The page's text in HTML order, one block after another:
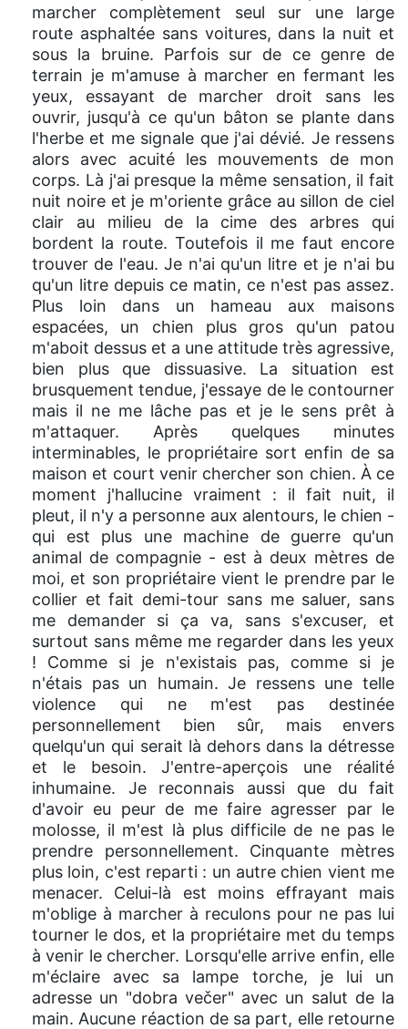
marcher complètement seul sur une large
route asphaltée sans voitures, dans la nuit et
sous la bruine. Parfois sur de ce genre de
terrain je m'amuse à marcher en fermant les
yeux, essayant de marcher droit sans les
ouvrir, jusqu'à ce qu'un bâton se plante dans
l'herbe et me signale que j'ai dévié. Je ressens
alors avec acuité les mouvements de mon
corps. Là j'ai presque la même sensation, il fait
nuit noire et je m'oriente grâce au sillon de ciel
clair au milieu de la cime des arbres qui
bordent la route. Toutefois il me faut encore
trouver de l'eau. Je n'ai qu'un litre et je n'ai bu
qu'un litre depuis ce matin, ce n'est pas assez.
Plus loin dans un hameau aux maisons
espacées, un chien plus gros qu'un patou
m'aboit dessus et a une attitude très agressive,
bien plus que dissuasive. La situation est
brusquement tendue, j'essaye de le contourner
mais il ne me lâche pas et je le sens prêt à
m'attaquer. Après quelques minutes
interminables, le propriétaire sort enfin de sa
maison et court venir chercher son chien. À ce
moment j'hallucine vraiment : il fait nuit, il
pleut, il n'y a personne aux alentours, le chien -
qui est plus une machine de guerre qu'un
animal de compagnie - est à deux mètres de
moi, et son propriétaire vient le prendre par le
collier et fait demi-tour sans me saluer, sans
me demander si ça va, sans s'excuser, et
surtout sans même me regarder dans les yeux
! Comme si je n'existais pas, comme si je
n'étais pas un humain. Je ressens une telle
violence qui ne m'est pas destinée
personnellement bien sûr, mais envers
quelqu'un qui serait là dehors dans la détresse
et le besoin. J'entre-aperçois une réalité
inhumaine. Je reconnais aussi que du fait
d'avoir eu peur de me faire agresser par le
molosse, il m'est là plus difficile de ne pas le
prendre personnellement. Cinquante mètres
plus loin, c'est reparti : un autre chien vient me
menacer. Celui-là est moins effrayant mais
m'oblige à marcher à reculons pour ne pas lui
tourner le dos, et la propriétaire met du temps
à venir le chercher. Lorsqu'elle arrive enfin, elle
m'éclaire avec sa lampe torche, je lui un
adresse un "dobra večer" avec un salut de la
main. Aucune réaction de sa part, elle retourne